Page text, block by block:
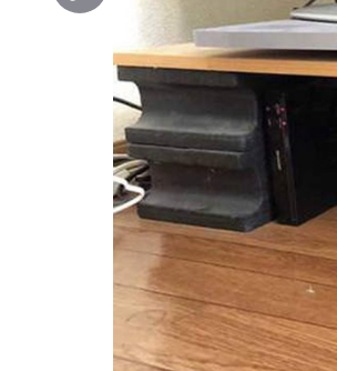
Copy
Link